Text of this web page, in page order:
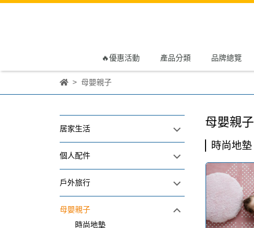
🔥優惠活動 產品分類 品牌總覽
母嬰親子
居家生活
個人配件
戶外旅行
母嬰親子
時尚地墊
母嬰親子
時尚地墊